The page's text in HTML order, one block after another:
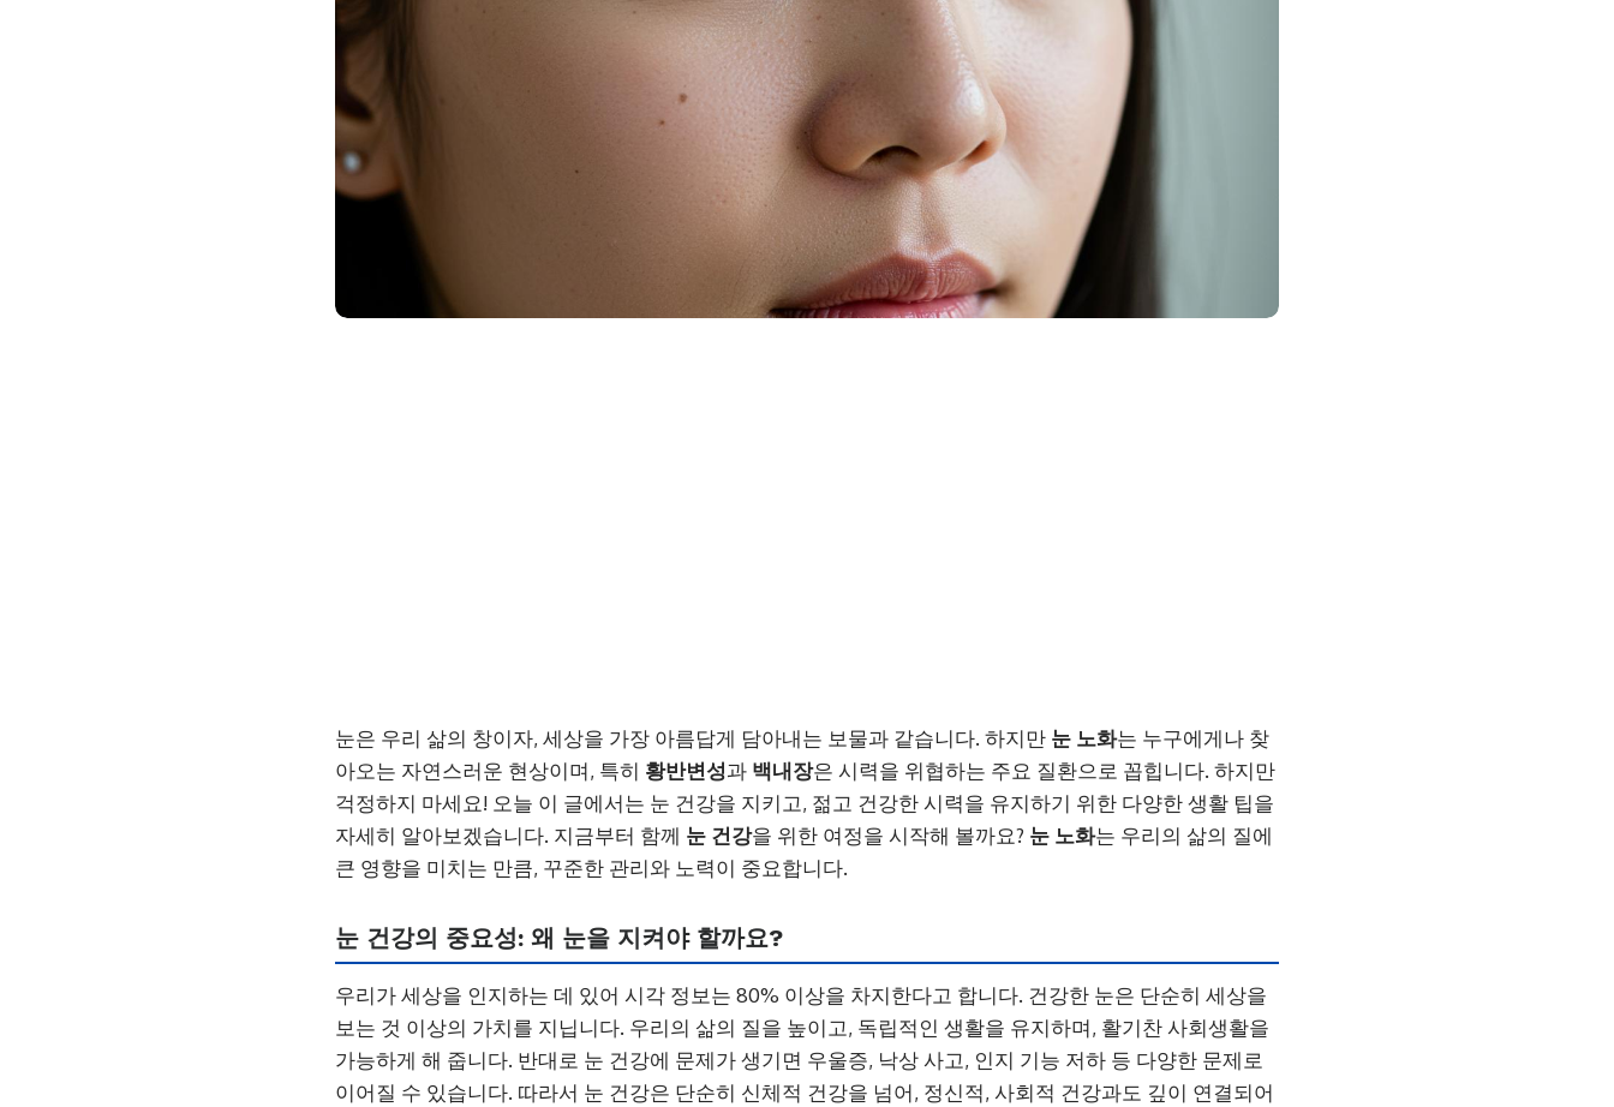
눈은 우리 삶의 창이자, 세상을 가장 아름답게 담아내는 보물과 같습니다. 하지만 눈 노화는 누구에게나 찾
아오는 자연스러운 현상이며, 특히 황반변성과 백내장은 시력을 위협하는 주요 질환으로 꼽힙니다. 하지만
걱정하지 마세요! 오늘 이 글에서는 눈 건강을 지키고, 젊고 건강한 시력을 유지하기 위한 다양한 생활 팁을
자세히 알아보겠습니다. 지금부터 함께 눈 건강을 위한 여정을 시작해 볼까요? 눈 노화는 우리의 삶의 질에
큰 영향을 미치는 만큼, 꾸준한 관리와 노력이 중요합니다.
눈 건강의 중요성: 왜 눈을 지켜야 할까요?
우리가 세상을 인지하는 데 있어 시각 정보는 80% 이상을 차지한다고 합니다. 건강한 눈은 단순히 세상을
보는 것 이상의 가치를 지닙니다. 우리의 삶의 질을 높이고, 독립적인 생활을 유지하며, 활기찬 사회생활을
가능하게 해 줍니다. 반대로 눈 건강에 문제가 생기면 우울증, 낙상 사고, 인지 기능 저하 등 다양한 문제로
이어질 수 있습니다. 따라서 눈 건강은 단순히 신체적 건강을 넘어, 정신적, 사회적 건강과도 깊이 연결되어